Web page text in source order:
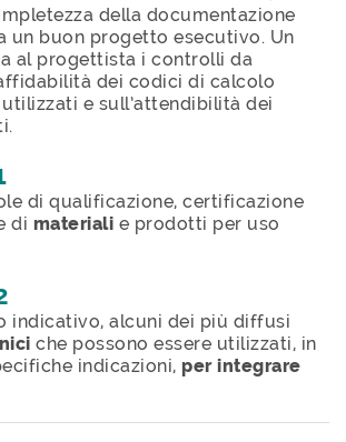
della documentazione
un buon progetto esecutivo. Un
al progettista i controlli da
dei codici di calcolo
e sull’attendibilità dei
di qualificazione, certificazione
di materiali e prodotti per uso
indicativo, alcuni dei più diffusi
che possono essere utilizzati, in
indicazioni, per integrare